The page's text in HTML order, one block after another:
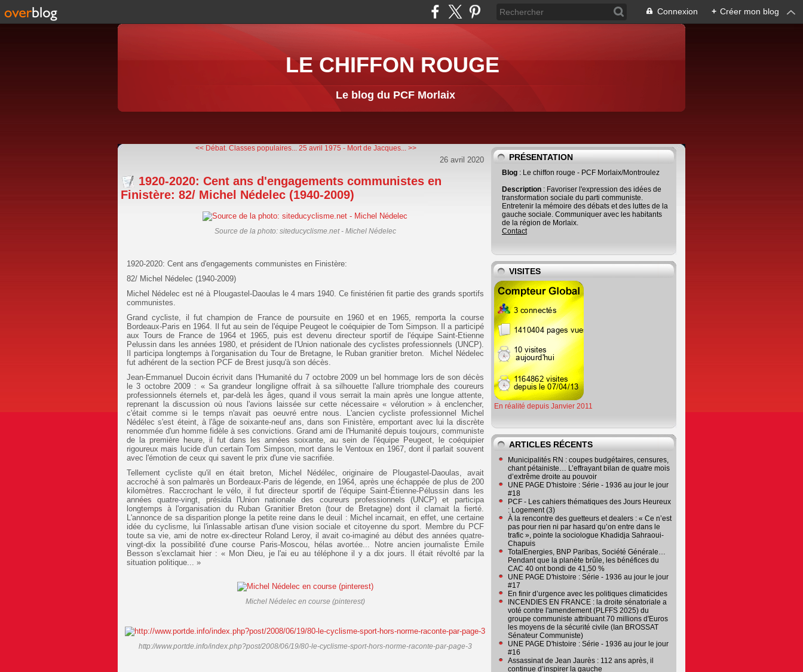
Connexion + Créer mon blog
LE CHIFFON ROUGE
Le blog du PCF Morlaix
<< Débat. Classes populaires... 25 avril 1975 - Mort de Jacques... >>
26 avril 2020
1920-2020: Cent ans d'engagements communistes en
Finistère: 82/ Michel Nédelec (1940-2009)
Source de la photo: siteducyclisme.net - Michel Nédelec
1920-2020: Cent ans d'engagements communistes en Finistère:
82/ Michel Nédelec (1940-2009)
Michel Nédelec est né à Plougastel-Daoulas le 4 mars 1940. Ce finistérien fit partie des grands sportifs
communistes.
Grand cycliste, il fut champion de France de poursuite en 1960 et en 1965, remporta la course
Bordeaux-Paris en 1964. Il fut au sein de l'équipe Peugeot le coéquipier de Tom Simpson. Il a participé
aux Tours de France de 1964 et 1965, puis est devenu directeur sportif de l'équipe Saint-Etienne
Pelussin dans les années 1980, et président de l'Union nationale des cyclistes professionnels (UNCP).
Il participa longtemps à l'organisation du Tour de Bretagne, le Ruban granitier breton. Michel Nédelec
fut adhérent de la section PCF de Brest jusqu'à son décès.
Jean-Emmanuel Ducoin écrivit dans l'Humanité du 7 octobre 2009 un bel hommage lors de son décès
le 3 octobre 2009 : « Sa grandeur longiligne offrait à sa silhouette l'allure triomphale des coureurs
professionnels éternels et, par-delà les âges, quand il vous serrait la main après une longue attente,
reprenant la discussion où nous l'avions laissée sur cette nécessaire « vélorution » à enclencher,
c'était comme si le temps n'avait pas oeuvré entre nous. L'ancien cycliste professionnel Michel
Nédélec s'est éteint, à l'âge de soixante-neuf ans, dans son Finistère, emportant avec lui la discrète
renommée d'un homme fidèle à ses convictions. Grand ami de l'Humanité depuis toujours, communiste
de la première heure, il fut dans les années soixante, au sein de l'équipe Peugeot, le coéquipier
rigoureux mais lucide d'un certain Tom Simpson, mort dans le Ventoux en 1967, dont il parlait souvent
avec l'émotion de ceux qui savent le prix d'une vie sacrifiée.
Tellement cycliste qu'il en était breton, Michel Nédélec, originaire de Plougastel-Daoulas, avait
accroché à son palmarès un Bordeaux-Paris de légende, en 1964, après une échappée de plus de 200
kilomètres. Raccrochant le vélo, il fut directeur sportif de l'équipe Saint-Étienne-Pélussin dans les
années quatre-vingt, présida l'Union nationale des coureurs professionnels (UNCP) et participa
longtemps à l'organisation du Ruban Granitier Breton (tour de Bretagne) dont il clamait la fierté.
L'annonce de sa disparition plonge la petite reine dans le deuil : Michel incarnait, en effet, une certaine
idée du cyclisme, lui l'inlassable artisan d'une vision sociale et citoyenne du sport. Membre du PCF
toute sa vie, ami de notre ex-directeur Roland Leroy, il avait co-imaginé au début des années quatre-
vingt-dix la possibilité d'une course Paris-Moscou, hélas avortée... Notre ancien journaliste Émile
Besson s'exclamait hier : « Mon Dieu, je l'ai eu au téléphone il y a dix jours. Il était révolté par la
situation politique... »
Michel Nédelec en course (pinterest)
http://www.portde.info/index.php?post/2008/06/19/80-le-cyclisme-sport-hors-norme-raconte-par-page-3
PRÉSENTATION
Blog : Le chiffon rouge - PCF Morlaix/Montroulez
Description : Favoriser l'expression des idées de
transformation sociale du parti communiste.
Entretenir la mémoire des débats et des luttes de la
gauche sociale. Communiquer avec les habitants
de la région de Morlaix.
Contact
VISITES
En réalité depuis Janvier 2011
ARTICLES RÉCENTS
Municipalités RN : coupes budgétaires, censures,
chant pétainiste… L’effrayant bilan de quatre mois
d’extrême droite au pouvoir
UNE PAGE D'histoire : Série - 1936 au jour le jour
#18
PCF - Les cahiers thématiques des Jours Heureux
: Logement (3)
À la rencontre des guetteurs et dealers : « Ce n’est
pas pour rien ni par hasard qu’on entre dans le
trafic », pointe la sociologue Khadidja Sahraoui-
Chapuis
TotalEnergies, BNP Paribas, Société Générale…
Pendant que la planète brûle, les bénéfices du
CAC 40 ont bondi de 41,50 %
UNE PAGE D'histoire : Série - 1936 au jour le jour
#17
En finir d’urgence avec les politiques climaticides
INCENDIES EN FRANCE : la droite sénatoriale a
voté contre l'amendement (PLFFS 2025) du
groupe communiste attribuant 70 millions d'Euros
les moyens de la sécurité civile (Ian BROSSAT
Sénateur Communiste)
UNE PAGE D'histoire : Série - 1936 au jour le jour
#16
Assassinat de Jean Jaurès : 112 ans après, il
continue d’inspirer la gauche